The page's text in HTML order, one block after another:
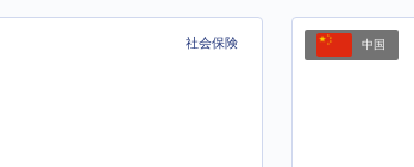
社会保険 中国